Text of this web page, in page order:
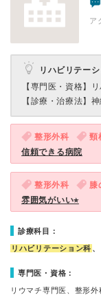
ア
リハビリテー
【専門医・資格】
【診療・治療法】
整形外科 頸
信頼できる病院
整形外科 膝
雰囲気がいい⭐︎
診療科目：
リハビリテーション科
専門医・資格：
リウマチ専門医、整形